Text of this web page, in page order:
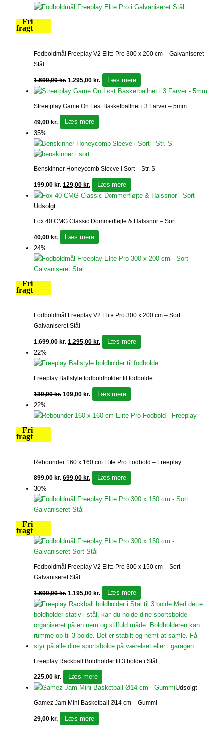
Fri
fragt
Fodboldmål Freeplay V2 Elite Pro 300 x 200 cm – Galvaniseret
Stål
1.699,00kr. 1.295,00 kr. Læs mere
Streetplay Game On Løst Basketballnet i 3 Farver – 5mm
49,00 kr.
Læs mere
35%
Benskinner Honeycomb Sleeve i Sort – Str. S
199,00kr. 129,00 kr. Læs mere
Udsolgt
Fox 40 CMG Classic Dommerfløjte & Halssnor – Sort
40,00 kr.
Læs mere
24%
Fri
fragt
Fodboldmål Freeplay V2 Elite Pro 300 x 200 cm – Sort
Galvaniseret Stål
1.699,00kr. 1.295,00 kr.
Læs mere
22%
Freeplay Ballstyle fodboldholder til fodbolde
139,00kr. 109,00 kr.
Læs mere
22%
Fri
fragt
Rebounder 160 x 160 cm Elite Pro Fodbold – Freeplay
899,00kr. 699,00 kr.
Læs mere
30%
Fri
fragt
Fodboldmål Freeplay V2 Elite Pro 300 x 150 cm – Sort
Galvaniseret Stål
1.699,00kr. 1.195,00 kr. Læs mere
Freeplay Rackball Boldholder til 3 bolde i Stål
225,00 kr.
Læs mere
Udsolgt
Gamez Jam Mini Basketball Ø14 cm – Gummi
29,00 kr. Læs mere